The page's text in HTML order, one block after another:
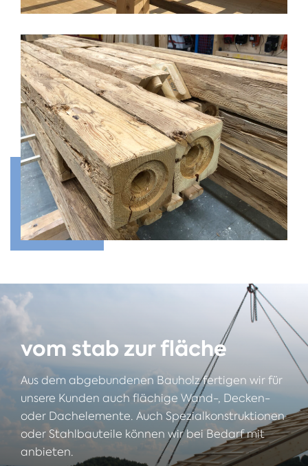
vom stab zur fläche
Aus dem abgebundenen Bauholz fertigen wir für
unsere Kunden auch flächige Wand-, Decken-
oder Dachelemente. Auch Spezialkonstruktionen
oder Stahlbauteile können wir bei Bedarf mit
anbieten.